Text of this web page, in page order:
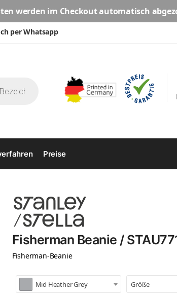
werden im Checkout automatisch
per Whatsapp
Preise
Fisherman Beanie /
Fisherman-Beanie
Mid Heather Grey Größe